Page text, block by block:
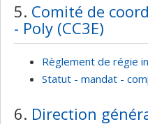
5. Comité de
- Poly (CC3E)
Règlement de régie
Statut - mandat -
6. Direction